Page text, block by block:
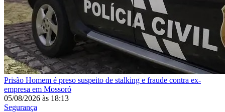
Prisão Homem é preso suspeito de stalking e fraude contra ex-
empresa em Mossoró
05/08/2026 às 18:13
Segurança